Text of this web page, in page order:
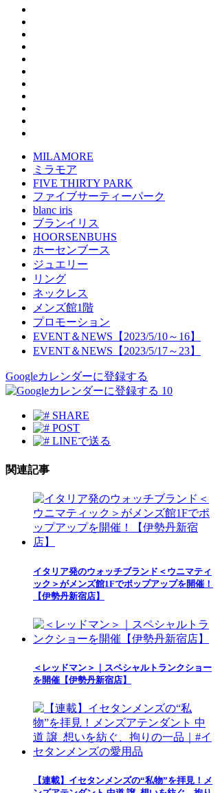
MILAMORE
ミラモア
FIVE THIRTY PARK
ファイブサーティーパーク
blanc iris
ブランイリス
HOORSENBUHS
ホーセンブース
ジュエリー
リング
ネックレス
メンズ館1階
プロモーション
EVENT＆NEWS【2023/5/10～16】
EVENT＆NEWS【2023/5/17～23】
Googleカレンダーに登録する
10
SHARE
POST
LINEで送る
関連記事
イタリア発のウォッチブランド＜ウニマティ
ック＞がメンズ館1Fでポップアップを開催！
【伊勢丹新宿店】
＜レッドマン＞｜スペシャルトランクショー
を開催【伊勢丹新宿店】
【連載】イセタンメンズの“私物”を拝見！メ